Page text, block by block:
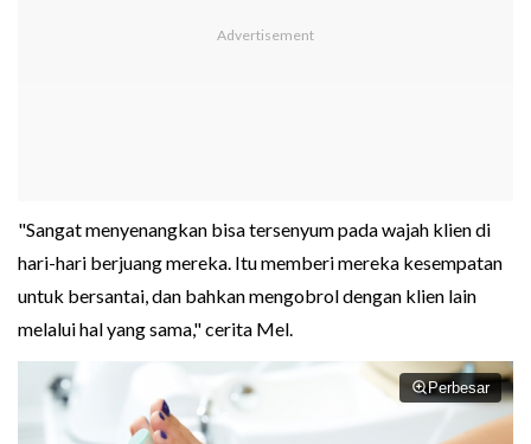
"Sangat menyenangkan bisa tersenyum pada wajah klien di
hari-hari berjuang mereka. Itu memberi mereka kesempatan
untuk bersantai, dan bahkan mengobrol dengan klien lain
melalui hal yang sama," cerita Mel.
Perbesar